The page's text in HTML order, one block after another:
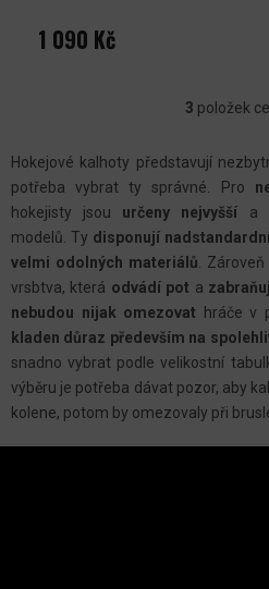
1 090 Kč
V
Á
D
A
C
Í
P
R
V
K
3 položek
Hokejové kalhoty představují
potřeba vybrat ty správné. Pro
hokejisty jsou určeny nejvyšší a
modelů. Ty disponují
velmi odolných materiálů.
vrsbtva, která odvádí pot a
nebudou nijak omezovat hráče v
kladen důraz především na
snadno vybrat podle velikostní
výběru je potřeba dávat pozor, aby
kolene, potom by omezovaly při
Z